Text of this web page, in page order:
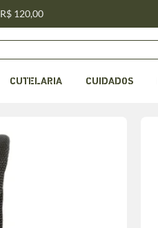
120,00
CUTELARIA CUIDADOS